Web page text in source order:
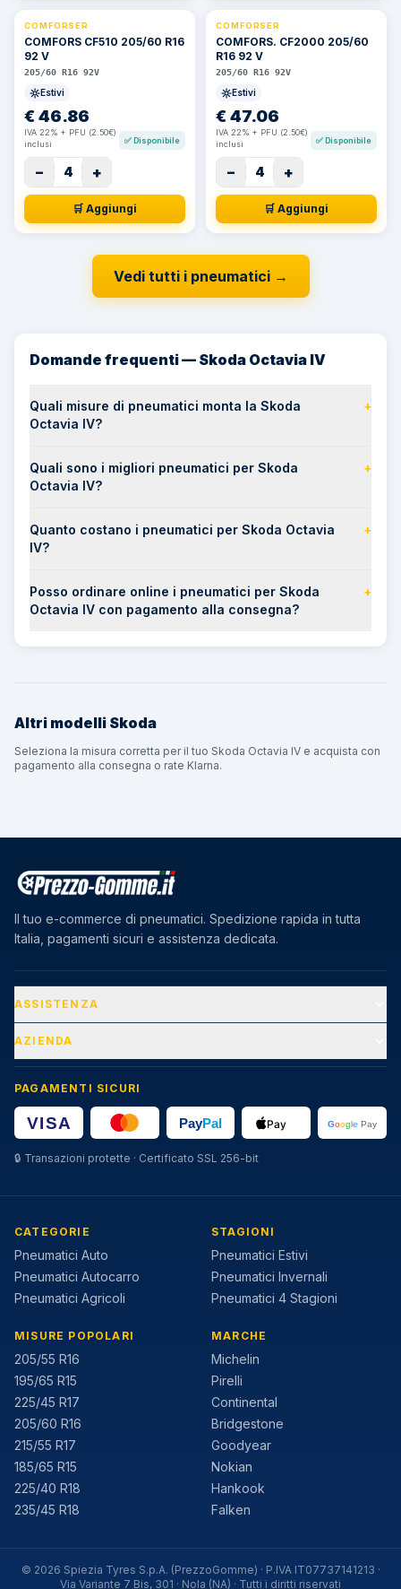
COMFORSER
COMFORS CF510 205/60 R16
92 V
205/60 R16 92V
Estivi
€46.86
IVA 22% + PFU (2.50€)
inclusi
✅Disponibile
− 4 +
🛒 Aggiungi
COMFORSER
COMFORS. CF2000 205/60
R16 92 V
205/60 R16 92V
Estivi
€47.06
IVA 22% + PFU (2.50€)
inclusi
✅Disponibile
− 4 +
🛒 Aggiungi
Vedi tutti i pneumatici→
Domande frequenti — Skoda Octavia IV
Quali misure di pneumatici monta la Skoda
Octavia IV?
+
Quali sono i migliori pneumatici per Skoda
Octavia IV?
+
Quanto costano i pneumatici per Skoda Octavia
IV?
+
Posso ordinare online i pneumatici per Skoda
Octavia IV con pagamento alla consegna?
+
Altri modelli Skoda
Seleziona la misura corretta per il tuo Skoda Octavia IV e acquista con
pagamento alla consegna o rate Klarna.
Il tuo e-commerce di pneumatici. Spedizione rapida in tutta
Italia, pagamenti sicuri e assistenza dedicata.
ASSISTENZA
AZIENDA
PAGAMENTI SICURI
🔒 Transazioni protette · Certificato SSL 256-bit
CATEGORIE
Pneumatici Auto
Pneumatici Autocarro
Pneumatici Agricoli
STAGIONI
Pneumatici Estivi
Pneumatici Invernali
Pneumatici 4 Stagioni
MISURE POPOLARI
205/55 R16
195/65 R15
225/45 R17
205/60 R16
215/55 R17
185/65 R15
225/40 R18
235/45 R18
MARCHE
Michelin
Pirelli
Continental
Bridgestone
Goodyear
Nokian
Hankook
Falken
© 2026 Spiezia Tyres S.p.A. (PrezzoGomme) · P.IVA IT07737141213 ·
Via Variante 7 Bis, 301 · Nola (NA) · Tutti i diritti riservati